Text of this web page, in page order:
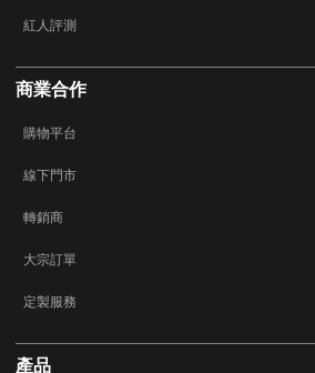
紅人評測
商業合作
購物平台
線下門市
轉銷商
大宗訂單
定製服務
產品